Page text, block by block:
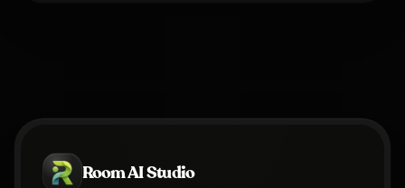
Room AI Studio